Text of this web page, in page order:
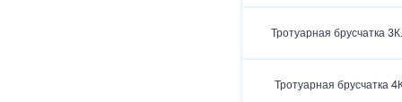
Тротуарная брусчатка
Тротуарная брусчатка